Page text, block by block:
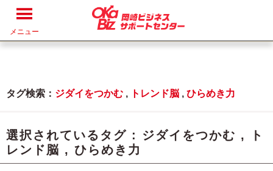
メニュー
タグ検索： ジダイをつかむ , トレンド脳 , ひらめき力
選択されているタグ : ジダイをつかむ ,
ト
レンド脳 , ひらめき力